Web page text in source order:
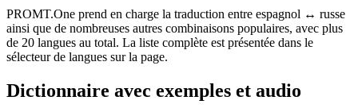
PROMT.One prend en charge la traduction entre espagnol ↔ russe
ainsi que de nombreuses autres combinaisons populaires, avec plus
de 20 langues au total. La liste complète est présentée dans le
sélecteur de langues sur la page.
Dictionnaire avec exemples et audio